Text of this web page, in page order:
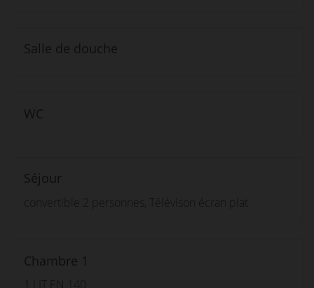
Salle de douche
WC
Séjour
convertible 2 personnes, Télévison écran plat
Chambre 1